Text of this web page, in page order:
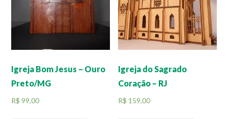
Igreja Bom Jesus – Ouro
Preto/MG
R$ 99,00
Igreja do Sagrado
Coração – RJ
R$ 159,00